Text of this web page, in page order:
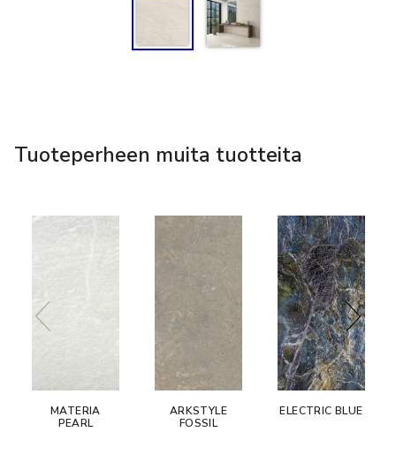
Tuoteperheen muita tuotteita
MATERIA
PEARL
ARKSTYLE
FOSSIL
ELECTRIC BLUE